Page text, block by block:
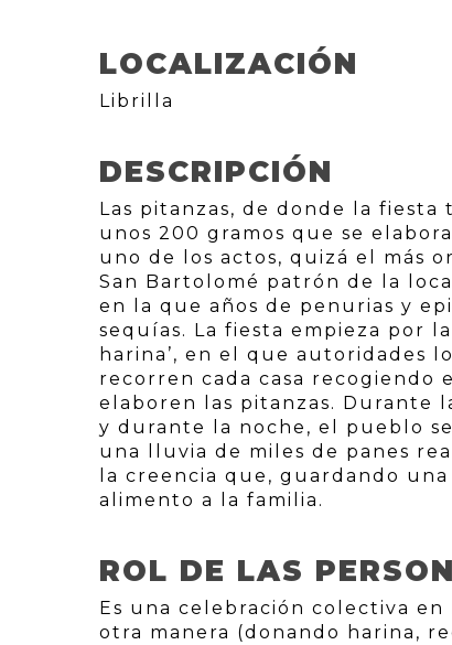
LOCALIZACIÓN
Librilla
DESCRIPCIÓN
Las pitanzas, de donde la
unos 200 gramos que se
uno de los actos, quizá el más
San Bartolomé patrón de la
en la que años de penurias y
sequías. La fiesta empieza por
harina’, en el que autoridades
recorren cada casa recogiendo
elaboren las pitanzas. Durante
y durante la noche, el pueblo
una lluvia de miles de panes
la creencia que, guardando
alimento a la familia.
ROL DE LAS
Es una celebración colectiva
otra manera (donando harina,